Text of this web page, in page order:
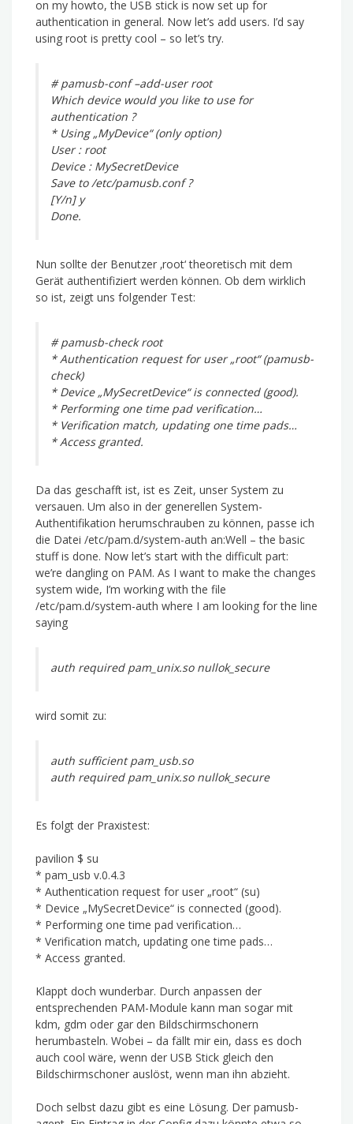
on my howto, the USB stick is now set up for
authentication in general. Now let’s add users. I’d say
using root is pretty cool – so let’s try.
# pamusb-conf –add-user root
Which device would you like to use for
authentication ?
* Using „MyDevice“ (only option)
User : root
Device : MySecretDevice
Save to /etc/pamusb.conf ?
[Y/n] y
Done.
Nun sollte der Benutzer ‚root‘ theoretisch mit dem
Gerät authentifiziert werden können. Ob dem wirklich
so ist, zeigt uns folgender Test:
# pamusb-check root
* Authentication request for user „root“ (pamusb-
check)
* Device „MySecretDevice“ is connected (good).
* Performing one time pad verification…
* Verification match, updating one time pads…
* Access granted.
Da das geschafft ist, ist es Zeit, unser System zu
versauen. Um also in der generellen System-
Authentifikation herumschrauben zu können, passe ich
die Datei /etc/pam.d/system-auth an:Well – the basic
stuff is done. Now let’s start with the difficult part:
we’re dangling on PAM. As I want to make the changes
system wide, I’m working with the file
/etc/pam.d/system-auth where I am looking for the line
saying
auth required pam_unix.so nullok_secure
wird somit zu:
auth sufficient pam_usb.so
auth required pam_unix.so nullok_secure
Es folgt der Praxistest:
pavilion $ su
* pam_usb v.0.4.3
* Authentication request for user „root“ (su)
* Device „MySecretDevice“ is connected (good).
* Performing one time pad verification…
* Verification match, updating one time pads…
* Access granted.
Klappt doch wunderbar. Durch anpassen der
entsprechenden PAM-Module kann man sogar mit
kdm, gdm oder gar den Bildschirmschonern
herumbasteln. Wobei – da fällt mir ein, dass es doch
auch cool wäre, wenn der USB Stick gleich den
Bildschirmschoner auslöst, wenn man ihn abzieht.
Doch selbst dazu gibt es eine Lösung. Der pamusb-